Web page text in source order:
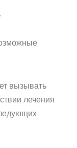
вызывать
лечения